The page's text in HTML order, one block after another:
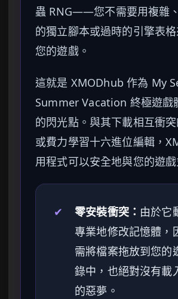
蟲 RNG——您不需要用複雜
的獨立腳本或過時的引擎表
您的遊戲。
這就是 XMODhub 作為 My
Summer Vacation 終極遊戲
的閃光點。與其下載相互衝
或費力學習十六進位編輯，
用程式可以安全地與您的遊戲
✔ 零安裝衝突： 由於它
專業地修改記憶體，
需將檔案拖放到您的
錄中，也絕對沒有載
的惡夢。